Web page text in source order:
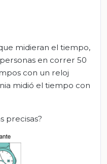
midieran el tiempo,
en correr 50
con un reloj
midió el tiempo con
precisas?